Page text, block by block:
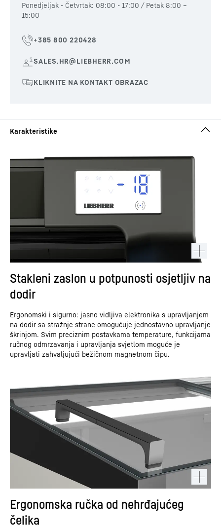
Ponedjeljak - Četvrtak: 08:00 - 17:00 / Petak 8:00 –
15:00
Stakleni zaslon u potpunosti osjetljiv na
dodir
Ergonomski i sigurno: jasno vidljiva elektronika s upravljanjem
na dodir sa stražnje strane omogućuje jednostavno upravljanje
škrinjom. Svim preciznim postavkama temperature, funkcijama
ručnog odmrzavanja i upravljanja svjetlom moguće je
upravljati zahvaljujući bežičnom magnetnom čipu.
Ergonomska ručka od nehrđajućeg
čelika